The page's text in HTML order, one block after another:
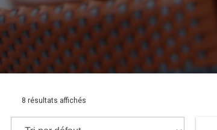
8 résultats affichés